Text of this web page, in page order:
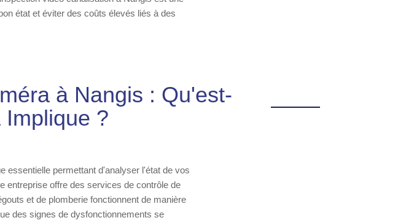
état et éviter des coûts élevés liés à des
à Nangis : Qu'est-
?
essentielle permettant d'analyser l'état de vos
entreprise offre des services de contrôle de
et de plomberie fonctionnent de manière
des signes de dysfonctionnements se